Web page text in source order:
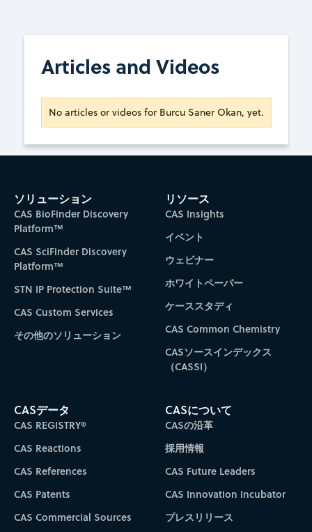
Articles and Videos
No articles or videos for Burcu Saner Okan, yet.
ソリューション
CAS BioFinder Discovery
Platform™
CAS SciFinder Discovery
Platform™
STN IP Protection Suite™
CAS Custom Services
その他のソリューション
リソース
CAS Insights
イベント
ウェビナー
ホワイトペーパー
ケーススタディ
CAS Common Chemistry
CASソースインデックス
（CASSI）
CASデータ
CAS REGISTRY®
CAS Reactions
CAS References
CAS Patents
CAS Commercial Sources
CASについて
CASの沿革
採用情報
CAS Future Leaders
CAS Innovation Incubator
プレスリリース